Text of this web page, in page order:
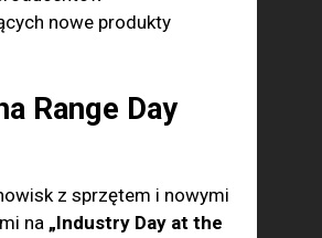
nowe produkty
Range Day
z sprzętem i nowymi
na „Industry Day at the